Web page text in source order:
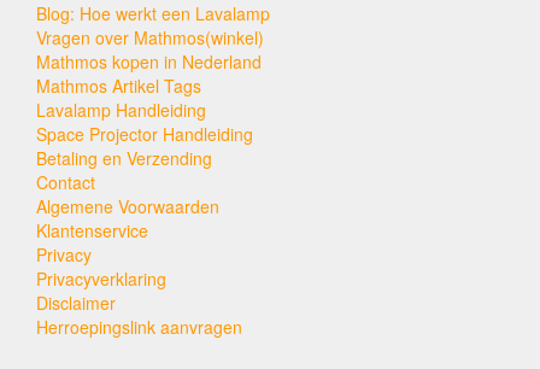
Blog: Hoe werkt een Lavalamp
Vragen over Mathmos(winkel)
Mathmos kopen in Nederland
Mathmos Artikel Tags
Lavalamp Handleiding
Space Projector Handleiding
Betaling en Verzending
Contact
Algemene Voorwaarden
Klantenservice
Privacy
Privacyverklaring
Disclaimer
Herroepingslink aanvragen